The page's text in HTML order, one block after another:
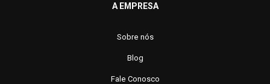
A EMPRESA
Sobre nós
Blog
Fale Conosco